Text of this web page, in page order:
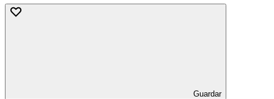
Guardar